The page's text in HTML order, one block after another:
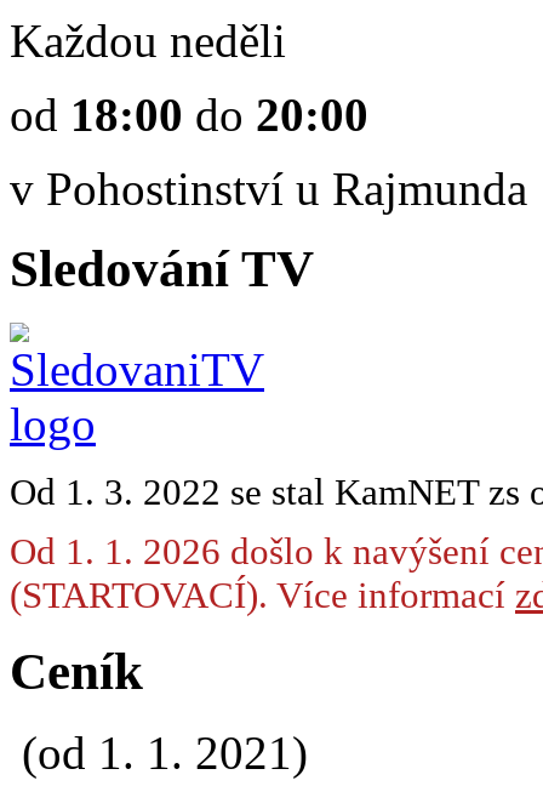
Každou neděli
od 18:00 do 20:00
v Pohostinství u Rajmunda
Sledování TV
Od 1. 3. 2022 se stal KamNET
Od 1. 1. 2026 došlo k navýšení
(STARTOVACÍ). Více informací
Ceník
(od 1. 1. 2021)